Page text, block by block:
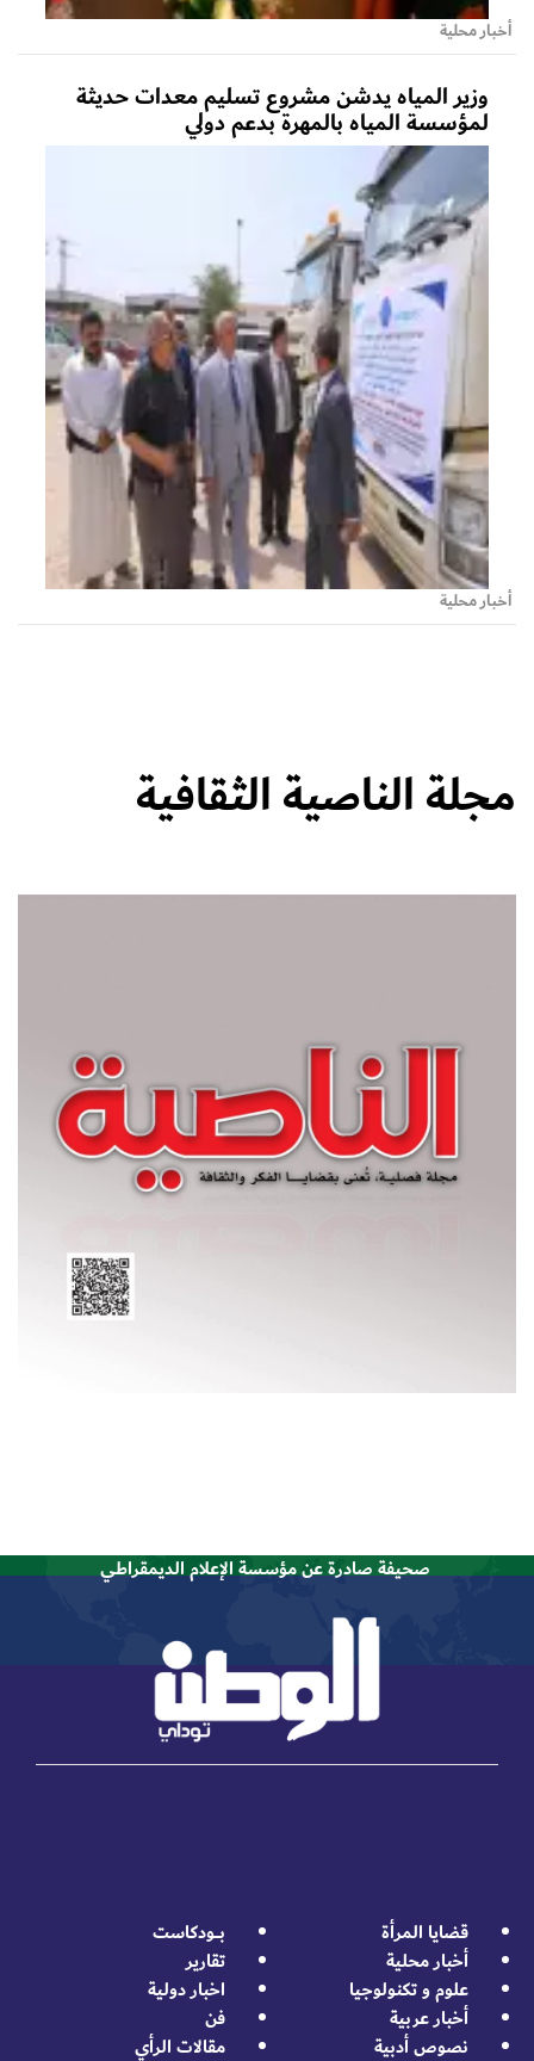
أخبار محلية
وزير المياه يدشن مشروع تسليم معدات حديثة
لمؤسسة المياه بالمهرة بدعم دولي
أخبار محلية
مجلة الناصية الثقافية
صحيفة صادرة عن مؤسسة الإعلام الديمقراطي
قضايا المرأة
بــــودكاست
أخبار محلية
تقارير
علوم و تكنولوجيا
اخبار دولية
أخبار عربية
فن
نصوص أدبية
مقالات الرأي